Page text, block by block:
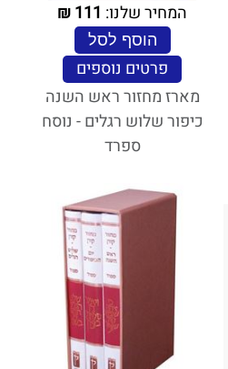
המחיר שלנו: 111
₪
הוסף לסל
פרטים נוספים
מארז מחזור ראש השנה
כיפור שלוש רגלים - נוסח
ספרד